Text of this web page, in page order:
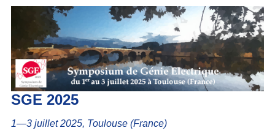
SGE 2025
1—3 juillet 2025, Toulouse (France)